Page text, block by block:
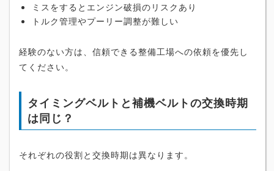
ミスをするとエンジン破損のリスクあり
トルク管理やプーリー調整が難しい
経験のない方は、信頼できる整備工場への依頼を優先し
てください。
タイミングベルトと補機ベルトの交換時期
は同じ？
それぞれの役割と交換時期は異なります。